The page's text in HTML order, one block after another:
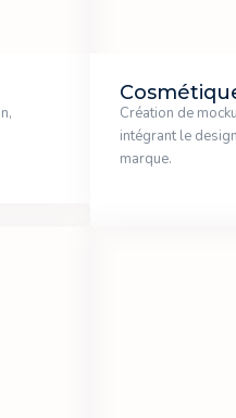
Création de
intégrant le
marque.